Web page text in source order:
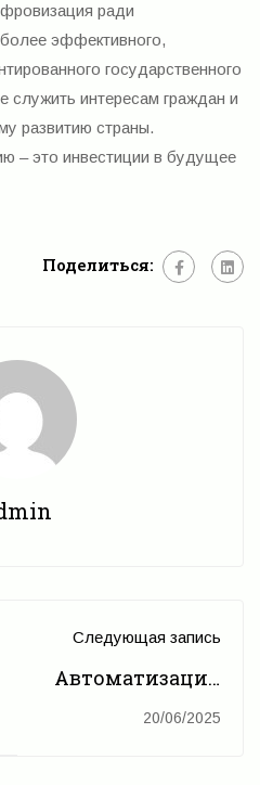
ради
эффективного,
государственного
служить интересам граждан и
развитию страны.
– это инвестиции в будущее
Поделиться:
Следующая запись
Автоматизация
государственного
20/06/2025